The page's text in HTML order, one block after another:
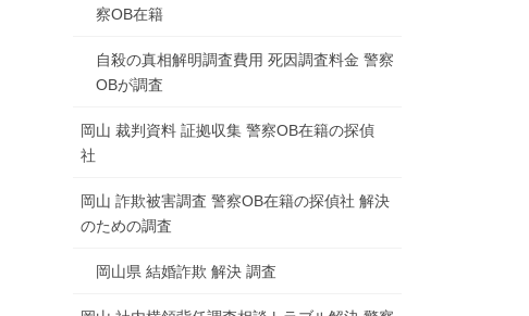
察OB在籍
自殺の真相解明調査費用 死因調査料金 警察
OBが調査
岡山 裁判資料 証拠収集 警察OB在籍の探偵
社
岡山 詐欺被害調査 警察OB在籍の探偵社 解決
のための調査
岡山県 結婚詐欺 解決 調査